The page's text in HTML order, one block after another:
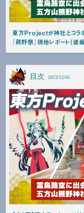
東方Projectが神社とコラ
『熊野祭』現地レポート（後編
目次 2023/12/05